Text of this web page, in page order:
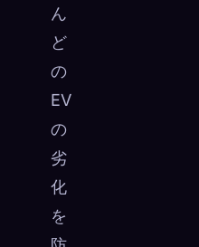
ん
ど
の
EV
の
劣
化
を